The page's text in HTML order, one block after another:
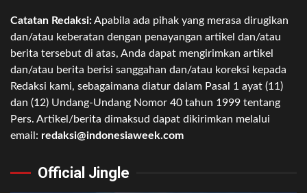
Catatan Redaksi:Apabila ada pihak yang merasa dirugikan
dan/atau keberatan dengan penayangan artikel dan/atau
berita tersebut di atas, Anda dapat mengirimkan artikel
dan/atau berita berisi sanggahan dan/atau koreksi kepada
Redaksi kami, sebagaimana diatur dalam Pasal 1 ayat (11)
dan (12) Undang-Undang Nomor 40 tahun 1999 tentang
Pers. Artikel/berita dimaksud dapat dikirimkan melalui
email: redaksi@indonesiaweek.com
Official Jingle